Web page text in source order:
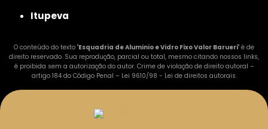
Itupeva
O conteúdo do texto "Esquadria de Aluminio e Vidro Fixo Valor Barueri" é de
direito reservado. Sua reprodução, parcial ou total, mesmo citando nossos links,
é proibida sem a autorização do autor. Crime de violação de direito autoral –
artigo 184 do Código Penal – Lei 9610/98 - Lei de direitos autorais.